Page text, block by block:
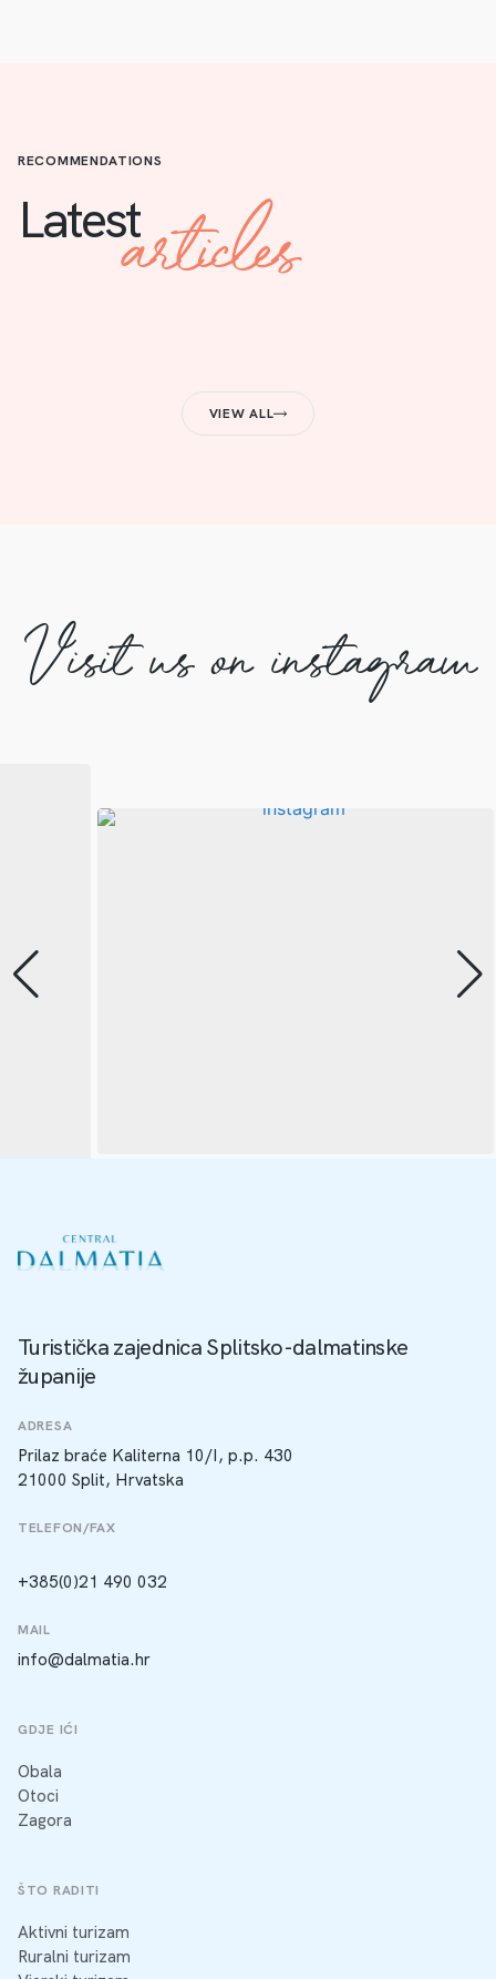
RECOMMENDATIONS
Latestarticles
VIEW ALL
Visit us on instagram
Turistička zajednica Splitsko-dalmatinske
županije
ADRESA
Prilaz braće Kaliterna 10/I, p.p. 430
21000 Split, Hrvatska
TELEFON/FAX
+385(0)21 490 032
MAIL
info@dalmatia.hr
GDJE IĆI
Obala
Otoci
Zagora
ŠTO RADITI
Aktivni turizam
Ruralni turizam